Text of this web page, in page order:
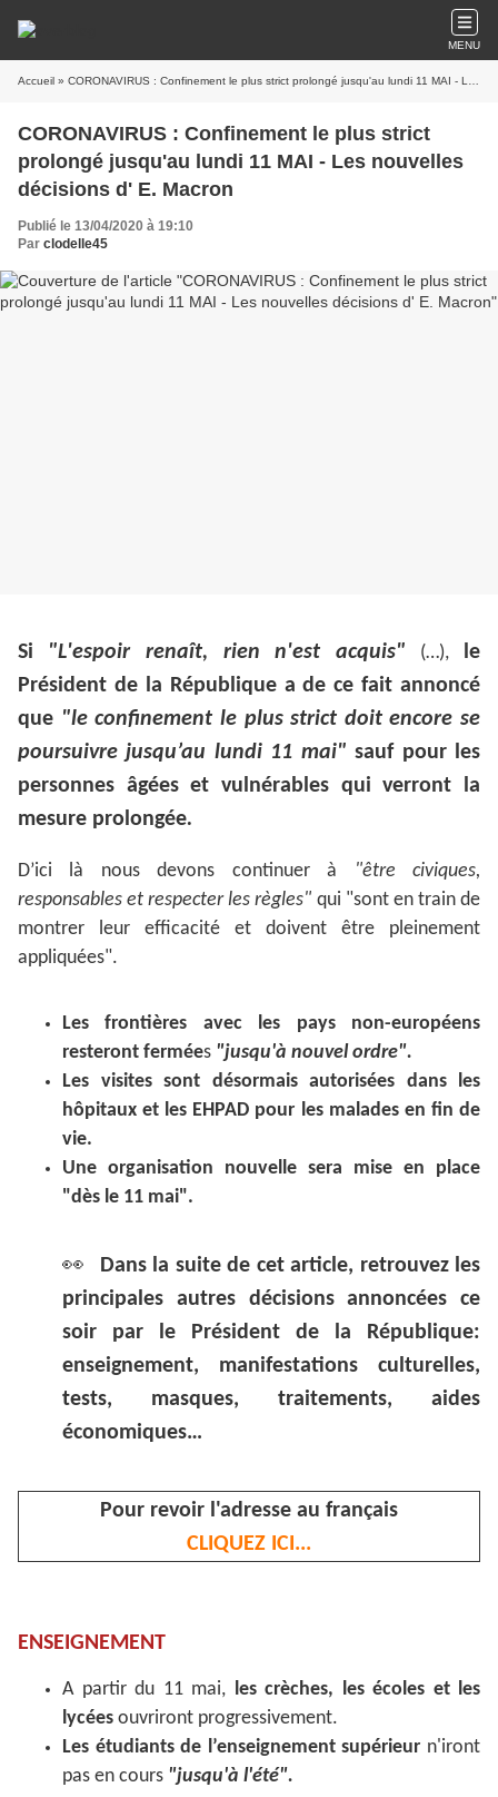
MENU
Accueil » CORONAVIRUS : Confinement le plus strict prolongé jusqu'au lundi 11 MAI - Les nouvelles décisions d' E. Macron
CORONAVIRUS : Confinement le plus strict
prolongé jusqu'au lundi 11 MAI - Les nouvelles
décisions d' E. Macron
Publié le 13/04/2020 à 19:10
Par clodelle45
Si "L'espoir renaît, rien n'est acquis" (…), le
Président de la République a de ce fait annoncé
que "le confinement le plus strict doit encore se
poursuivre jusqu’au lundi 11 mai"sauf pour les
personnes âgées et vulnérables qui verront la
mesure prolongée.
D’ici là nous devons continuer à "être civiques,
responsables et respecter les règles" qui "sont en train de
montrer leur efficacité et doivent être pleinement
appliquées".
Les frontières avec les pays non-européens
resteront fermées "jusqu'à nouvel ordre".
Les visites sont désormais autorisées dans les
hôpitaux et les EHPAD pour les malades en fin de
vie.
Une organisation nouvelle sera mise en place
"dès le 11 mai".
👀
Dans la suite de cet article, retrouvez les
principales autres décisions annoncées ce
soir par le Président de la République:
enseignement, manifestations culturelles,
tests, masques, traitements, aides
économiques…
Pour revoir l'adresse au français
CLIQUEZ ICI...
ENSEIGNEMENT
A partir du 11 mai, les crèches, les écoles et les
lycées ouvriront progressivement.
Les étudiants de l’enseignement supérieur n'iront
pas en cours "jusqu'à l'été".